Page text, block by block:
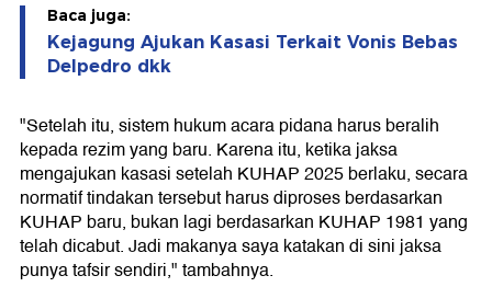
Baca juga:
Kejagung Ajukan Kasasi Terkait Vonis Bebas
Delpedro dkk
"Setelah itu, sistem hukum acara pidana harus beralih
kepada rezim yang baru. Karena itu, ketika jaksa
mengajukan kasasi setelah KUHAP 2025 berlaku, secara
normatif tindakan tersebut harus diproses berdasarkan
KUHAP baru, bukan lagi berdasarkan KUHAP 1981 yang
telah dicabut. Jadi makanya saya katakan di sini jaksa
punya tafsir sendiri," tambahnya.